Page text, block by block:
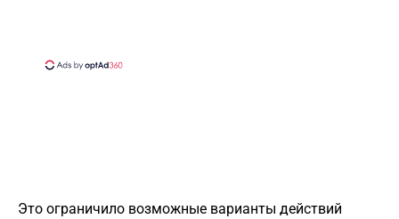
Это ограничило возможные варианты действий